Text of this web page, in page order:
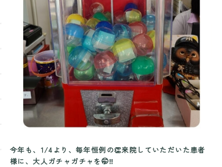
採用情報
Contact
お問い合わせ
今年も、1/4より、毎年恒例の👏来院していただいた患者
様に、大人ガチャガチャを🤭‼️